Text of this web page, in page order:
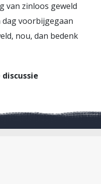
van zinloos geweld
dag voorbijgegaan
nou, dan bedenk